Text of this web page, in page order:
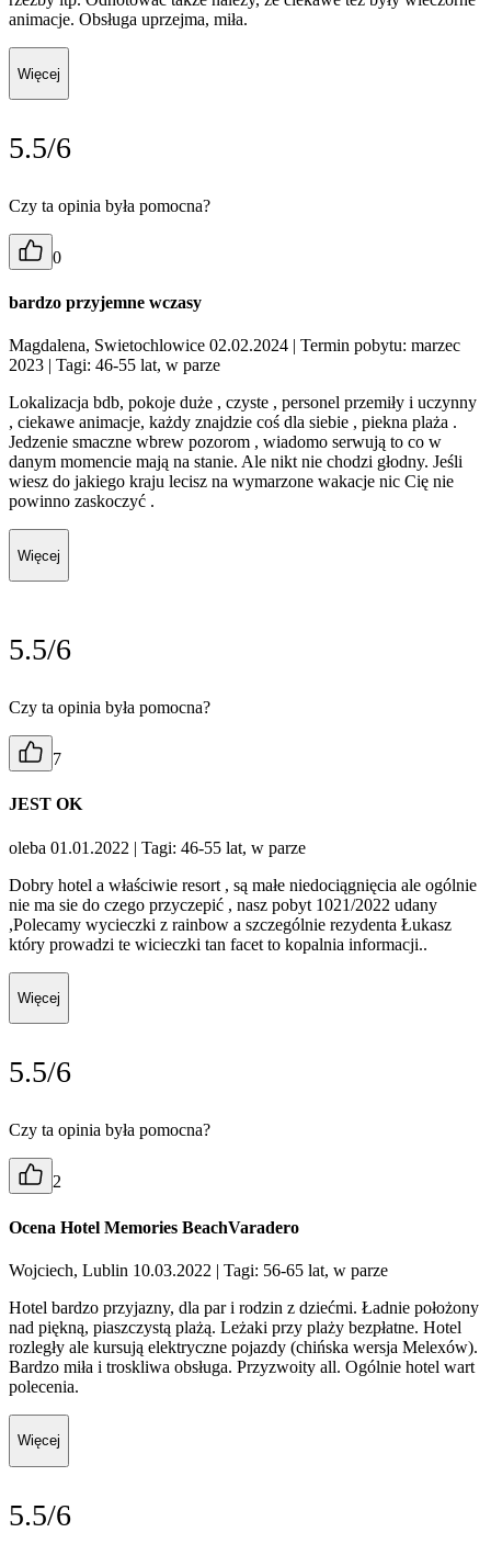
animacje. Obsługa uprzejma, miła.
Więcej
5.5/6
Czy ta opinia była pomocna?
0
bardzo przyjemne wczasy
Magdalena, Swietochlowice 02.02.2024
| Termin pobytu: marzec
2023 | Tagi: 46-55 lat, w parze
Lokalizacja bdb, pokoje duże , czyste , personel przemiły i uczynny
, ciekawe animacje, każdy znajdzie coś dla siebie , piekna plaża .
Jedzenie smaczne wbrew pozorom , wiadomo serwują to co w
danym momencie mają na stanie. Ale nikt nie chodzi głodny. Jeśli
wiesz do jakiego kraju lecisz na wymarzone wakacje nic Cię nie
powinno zaskoczyć .
Więcej
5.5/6
Czy ta opinia była pomocna?
7
JEST OK
oleba 01.01.2022 | Tagi: 46-55 lat, w parze
Dobry hotel a właściwie resort , są małe niedociągnięcia ale ogólnie
nie ma sie do czego przyczepić , nasz pobyt 1021/2022 udany
,Polecamy wycieczki z rainbow a szczególnie rezydenta Łukasz
który prowadzi te wicieczki tan facet to kopalnia informacji..
Więcej
5.5/6
Czy ta opinia była pomocna?
2
Ocena Hotel Memories BeachVaradero
Wojciech, Lublin 10.03.2022 | Tagi: 56-65 lat, w parze
Hotel bardzo przyjazny, dla par i rodzin z dziećmi. Ładnie położony
nad piękną, piaszczystą plażą. Leżaki przy plaży bezpłatne. Hotel
rozległy ale kursują elektryczne pojazdy (chińska wersja Melexów).
Bardzo miła i troskliwa obsługa. Przyzwoity all. Ogólnie hotel wart
polecenia.
Więcej
5.5/6